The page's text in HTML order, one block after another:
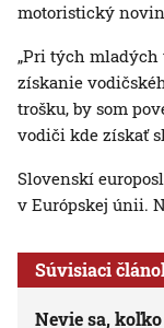
motoristický
„Pri tých mladých
získanie
trošku, by som
vodiči kde získať
Slovenskí
v Európskej únii.
Súvisiaci
Nevie sa,